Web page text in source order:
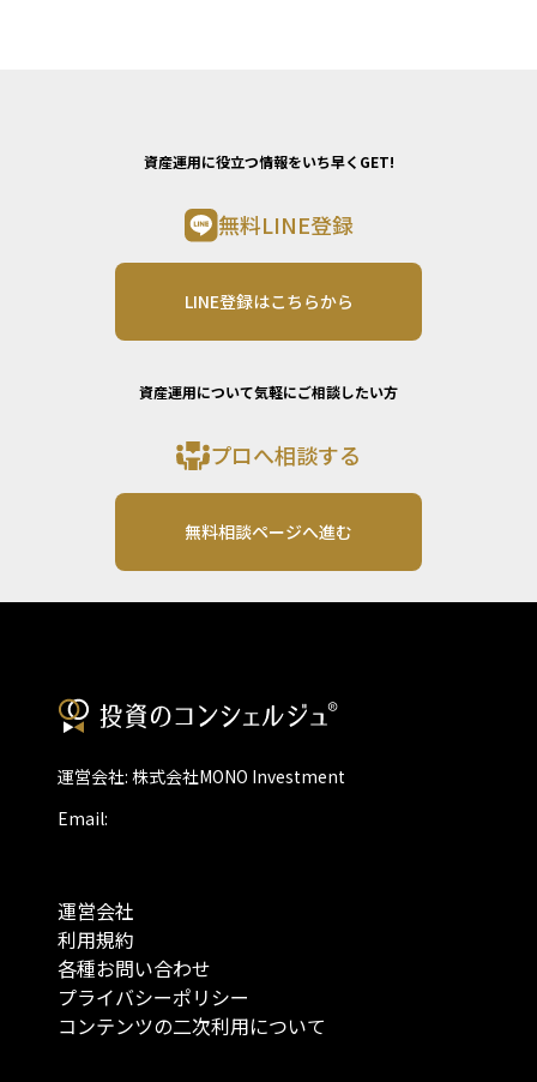
資産運用に役立つ情報をいち早くGET!
無料LINE登録
LINE登録はこちらから
資産運用について気軽にご相談したい方
プロへ相談する
無料相談ページへ進む
運営会社: 株式会社MONO Investment
Email:
運営会社
利用規約
各種お問い合わせ
プライバシーポリシー
コンテンツの二次利用について